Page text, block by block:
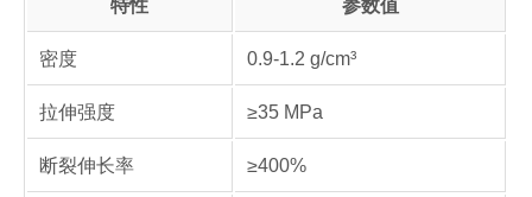
特性 参数值
密度 0.9-1.2 g/cm³
拉伸强度 ≥35 MPa
断裂伸长率 ≥400%